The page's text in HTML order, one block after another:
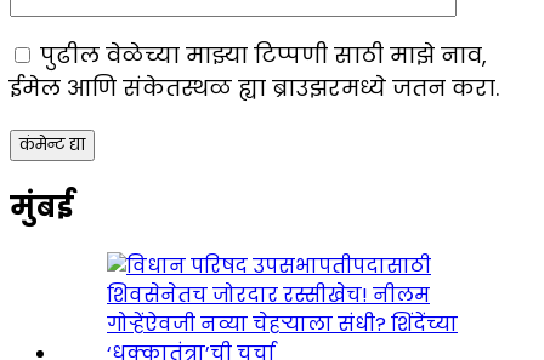
पुढील वेळेच्या माझ्या टिप्पणी साठी माझे नाव,
ईमेल आणि संकेतस्थळ ह्या ब्राउझरमध्ये जतन करा.
मुंबई